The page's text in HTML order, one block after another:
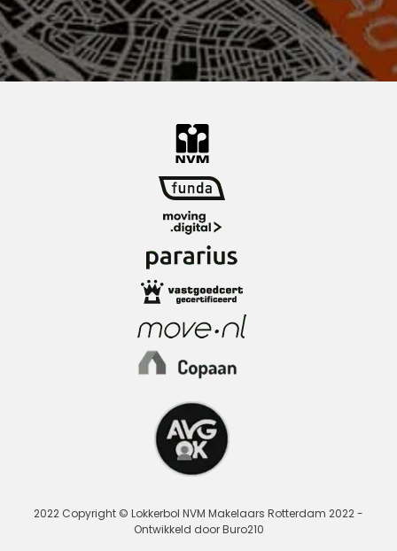
2022 Copyright © Lokkerbol NVM Makelaars Rotterdam 2022 -
Ontwikkeld door Buro210